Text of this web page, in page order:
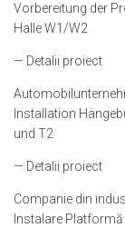
Vorbereitung der
Halle W1/W2
— Detalii proiect
Installation
und T2
— Detalii proiect
Companie din
Instalare